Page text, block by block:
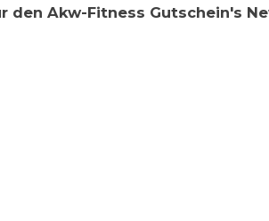
den Akw-Fitness Gutschein's